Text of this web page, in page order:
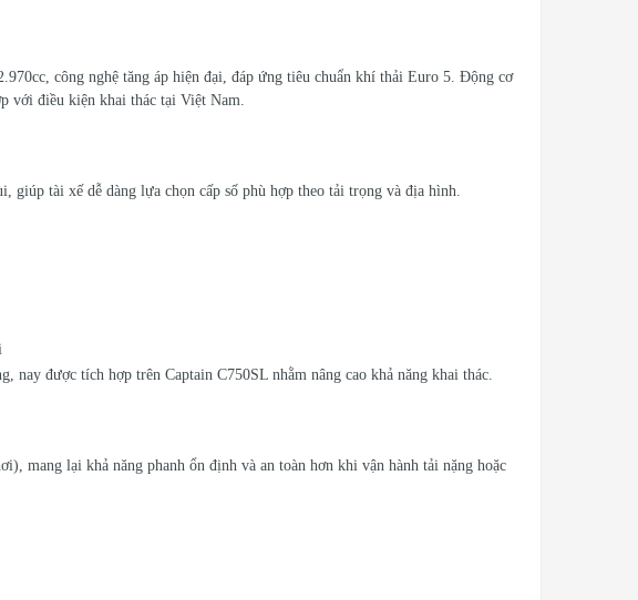
công nghệ tăng áp hiện đại, đáp ứng tiêu chuẩn khí thải Euro 5. Động cơ
với điều kiện khai thác tại Việt Nam.
giúp tài xế dễ dàng lựa chọn cấp số phù hợp theo tải trọng và địa hình.
nay được tích hợp trên Captain C750SL nhằm nâng cao khả năng khai thác.
mang lại khả năng phanh ổn định và an toàn hơn khi vận hành tải nặng hoặc